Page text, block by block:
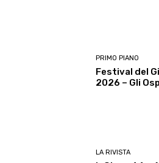
PRIMO PIANO
Festival del
2026 – Gli
LA RIVISTA